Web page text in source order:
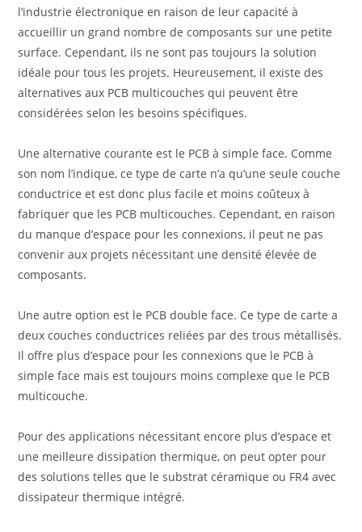
l’industrie électronique en raison de leur capacité à
accueillir un grand nombre de composants sur une petite
surface. Cependant, ils ne sont pas toujours la solution
idéale pour tous les projets. Heureusement, il existe des
alternatives aux PCB multicouches qui peuvent être
considérées selon les besoins spécifiques.
Une alternative courante est le PCB à simple face. Comme
son nom l’indique, ce type de carte n’a qu’une seule couche
conductrice et est donc plus facile et moins coûteux à
fabriquer que les PCB multicouches. Cependant, en raison
du manque d’espace pour les connexions, il peut ne pas
convenir aux projets nécessitant une densité élevée de
composants.
Une autre option est le PCB double face. Ce type de carte a
deux couches conductrices reliées par des trous métallisés.
Il offre plus d’espace pour les connexions que le PCB à
simple face mais est toujours moins complexe que le PCB
multicouche.
Pour des applications nécessitant encore plus d’espace et
une meilleure dissipation thermique, on peut opter pour
des solutions telles que le substrat céramique ou FR4 avec
dissipateur thermique intégré.